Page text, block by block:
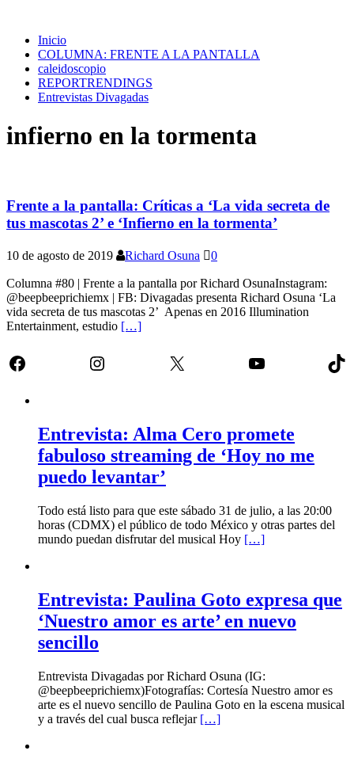
Inicio
COLUMNA: FRENTE A LA PANTALLA
caleidoscopio
REPORTRENDINGS
Entrevistas Divagadas
infierno en la tormenta
Frente a la pantalla: Críticas a ‘La vida secreta de
tus mascotas 2’ e ‘Infierno en la tormenta’
10 de agosto de 2019 Richard Osuna 0
Columna #80 | Frente a la pantalla por Richard OsunaInstagram:
@beepbeeprichiemx | FB: Divagadas presenta Richard Osuna ‘La
vida secreta de tus mascotas 2’ Apenas en 2016 Illumination
Entertainment, estudio […]
Facebook Instagram X YouTube
Entrevista: Alma Cero promete
fabuloso streaming de ‘Hoy no me
puedo levantar’
Todo está listo para que este sábado 31 de julio, a las 20:00
horas (CDMX) el público de todo México y otras partes del
mundo puedan disfrutar del musical Hoy […]
Entrevista: Paulina Goto expresa que
‘Nuestro amor es arte’ en nuevo
sencillo
Entrevista Divagadas por Richard Osuna (IG:
@beepbeeprichiemx)Fotografías: Cortesía Nuestro amor es
arte es el nuevo sencillo de Paulina Goto en la escena musical
y a través del cual busca reflejar […]